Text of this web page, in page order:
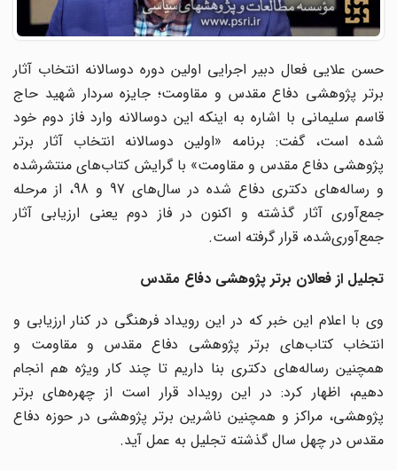
حسن علایی فعال دبیر اجرایی اولین دوره دوسالانه انتخاب آثار
برتر پژوهشی دفاع مقدس و مقاومت؛ جایزه سردار شهید حاج
قاسم سلیمانی با اشاره به اینکه این دوسالانه وارد فاز دوم خود
شده است، گفت: برنامه «اولین دوسالانه انتخاب آثار برتر
پژوهشی دفاع مقدس و مقاومت» با گرایش کتاب‌های منتشرشده
و رساله‌های دکتری دفاع شده در سال‌های 97 و 98، از مرحله
جمع‌آوری آثار گذشته و اکنون در فاز دوم یعنی ارزیابی آثار
جمع‌آوری‌شده، قرار گرفته است.
تجلیل از فعالان برتر پژوهشی دفاع مقدس
وی با اعلام این خبر که در این رویداد فرهنگی در کنار ارزیابی و
انتخاب کتاب‌های برتر پژوهشی دفاع مقدس و مقاومت و
همچنین رساله‌های دکتری بنا داریم تا چند کار ویژه هم انجام
دهیم، اظهار کرد: در این رویداد قرار است از چهره‌های برتر
پژوهشی، مراکز و همچنین ناشرین برتر پژوهشی در حوزه دفاع
مقدس در چهل سال گذشته تجلیل به عمل آید.